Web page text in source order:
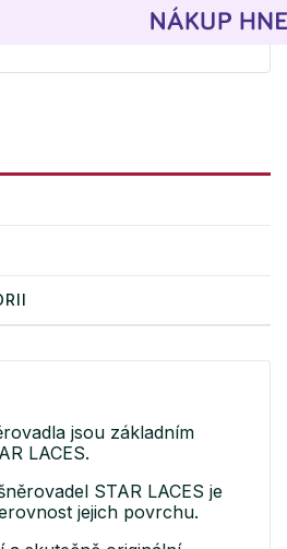
jsou základním
LACES.
STAR LACES je
jejich povrchu.